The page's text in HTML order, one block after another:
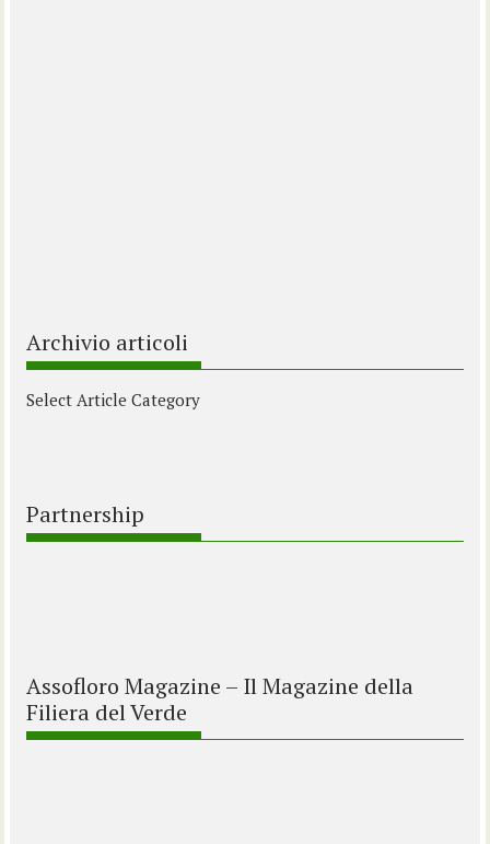
Archivio articoli
Select Article Category
Partnership
Assofloro Magazine – Il Magazine della
Filiera del Verde